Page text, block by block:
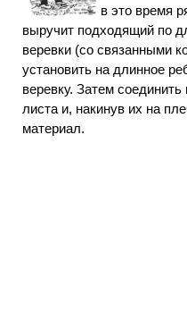
в это время
выручит подходящий по
веревки (со связанными
установить на длинное
веревку. Затем
листа и, накинув их на
материал.